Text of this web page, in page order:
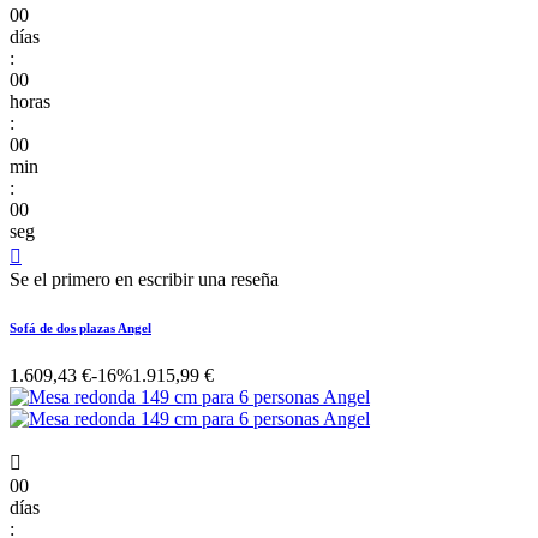
00
días
:
00
horas
:
00
min
:
00
seg

Se el primero en escribir una reseña
Sofá de dos plazas Angel
1.609,43 €-16%1.915,99 €

00
días
: